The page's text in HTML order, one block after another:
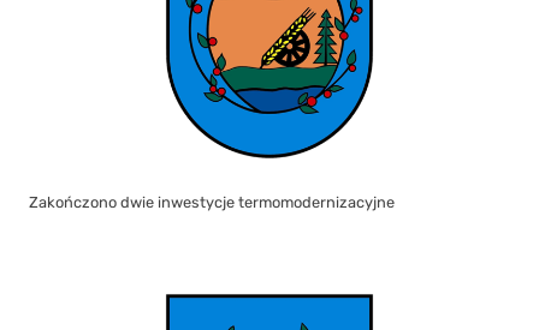
Zakończono dwie inwestycje termomodernizacyjne